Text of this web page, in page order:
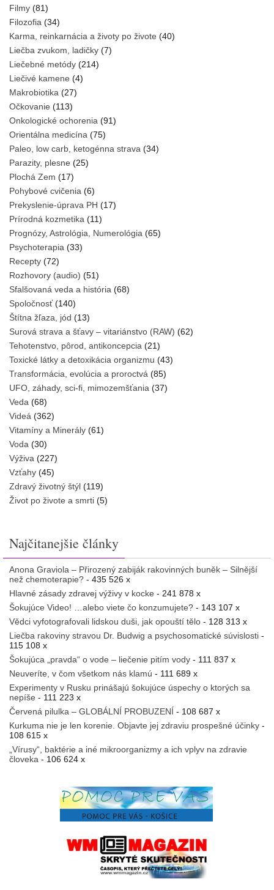
Filmy (81)
Filozofia (34)
Karma, reinkarnácia a životy po živote (40)
Liečba zvukom, ladičky (7)
Liečebné metódy (214)
Liečivé kamene (4)
Makrobiotika (27)
Očkovanie (113)
Onkologické ochorenia (91)
Orientálna medicína (75)
Paleo, low carb, ketogénna strava (34)
Parazity, plesne (25)
Plochá Zem (17)
Pohybové cvičenia (6)
Prekyslenie-úprava PH (17)
Prírodná kozmetika (11)
Prognózy, Astrológia, Numerológia (65)
Psychoterapia (33)
Recepty (72)
Rozhovory (audio) (51)
Sfalšovaná veda a história (68)
Spoločnosť(140)
Štítna žľaza, jód (13)
Surová strava a šťavy – vitariánstvo (RAW) (62)
Tehotenstvo, pôrod, antikoncepcia (21)
Toxické látky a detoxikácia organizmu (43)
Transformácia, evolúcia a proroctvá (85)
UFO, záhady, sci-fi, mimozemšťania (37)
Veda (68)
Videá (362)
Vitamíny a Minerály (61)
Voda (30)
Výživa (227)
Vzťahy (45)
Zdravý životný štýl (119)
Život po živote a smrti (5)
Najčitanejšie články
Anona Graviola – Přirozený zabiják rakovinných buněk – Silnější
než chemoterapie? - 435 526 x
Hlavné zásady zdravej výživy v kocke - 241 878 x
Šokujúce Video! …alebo viete čo konzumujete? - 143 107 x
Vědci vyfotografovali lidskou duši, jak opouští tělo - 128 313 x
Liečba rakoviny stravou Dr. Budwig a psychosomatické súvislosti -
115 108 x
Šokujúca „pravda“ o vode – liečenie pitím vody - 111 837 x
Neuveríte, v čom všetkom nás klamú - 111 689 x
Experimenty v Rusku prinášajú šokujúce úspechy o ktorých sa
nepíše - 111 223 x
Červená pilulka – GLOBÁLNÍ PROBUZENÍ - 108 687 x
Kurkuma nie je len korenie. Objavte jej zdraviu prospešné účinky -
108 615 x
„Vírusy“, baktérie a iné mikroorganizmy a ich vplyv na zdravie
človeka - 106 624 x